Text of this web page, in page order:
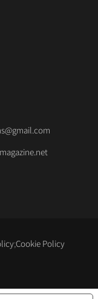
;Cookie Policy